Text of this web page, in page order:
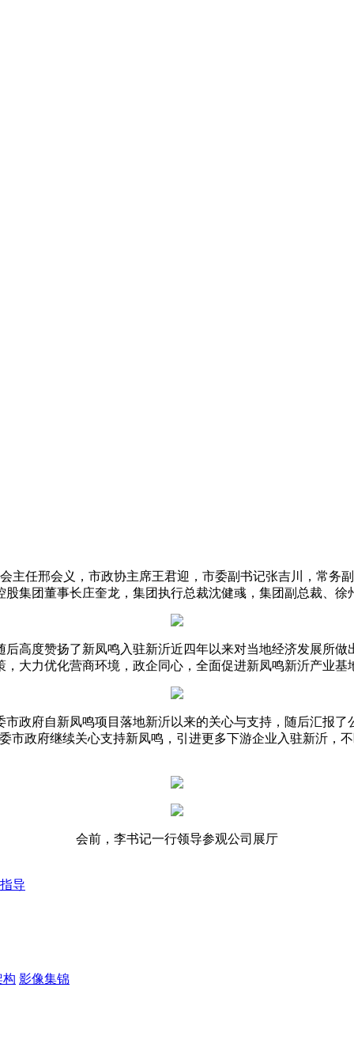
主任邢会义，市政协主席王君迎，市委副书记张吉川，常务
集团董事长庄奎龙，集团执行总裁沈健彧，集团副总裁、
高度赞扬了新凤鸣入驻新沂近四年以来对当地经济发展所
大力优化营商环境，政企同心，全面促进新凤鸣新沂产业
政府自新凤鸣项目落地新沂以来的关心与支持，随后汇报
市政府继续关心支持新凤鸣，引进更多下游企业入驻新沂，
会前，李书记一行领导参观公司展厅
导
构 影像集锦